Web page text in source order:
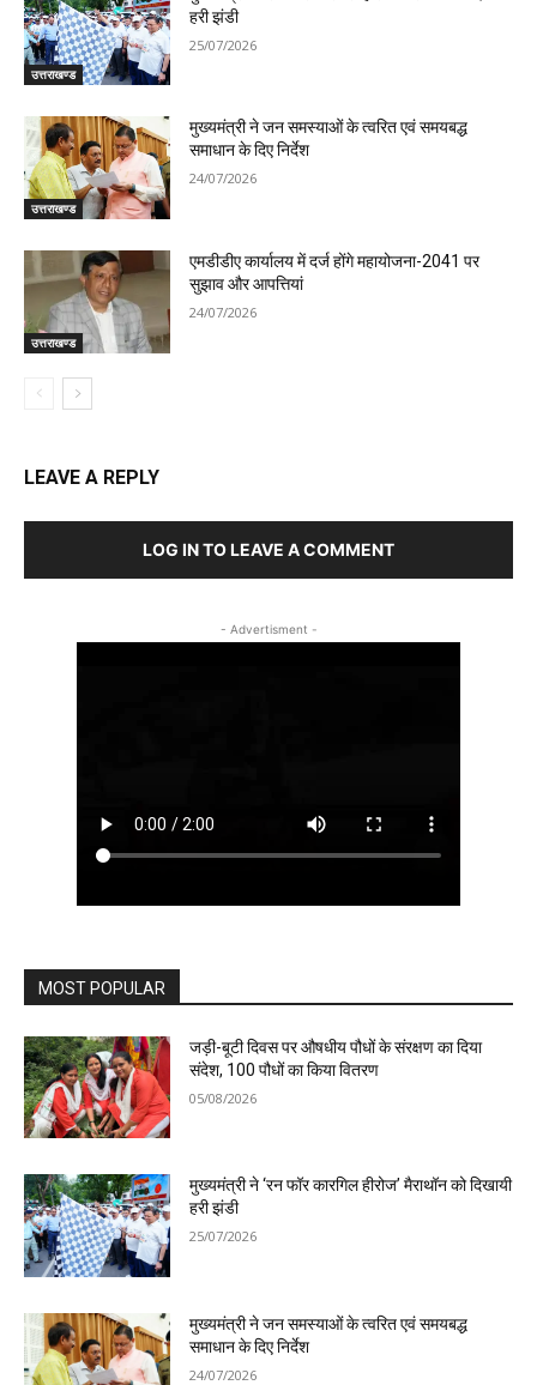
उत्तराखण्ड
हरी झंडी
25/07/2026
उत्तराखण्ड
मुख्यमंत्री ने जन समस्याओं के त्वरित एवं समयबद्ध
समाधान के दिए निर्देश
24/07/2026
उत्तराखण्ड
एमडीडीए कार्यालय में दर्ज होंगे महायोजना-2041 पर
सुझाव और आपत्तियां
24/07/2026
LEAVE A REPLY
LOG IN TO LEAVE A COMMENT
- Advertisment -
MOST POPULAR
जड़ी-बूटी दिवस पर औषधीय पौधों के संरक्षण का दिया
संदेश, 100 पौधों का किया वितरण
05/08/2026
मुख्यमंत्री ने ‘रन फॉर कारगिल हीरोज’ मैराथॉन को दिखायी
हरी झंडी
25/07/2026
मुख्यमंत्री ने जन समस्याओं के त्वरित एवं समयबद्ध
समाधान के दिए निर्देश
24/07/2026